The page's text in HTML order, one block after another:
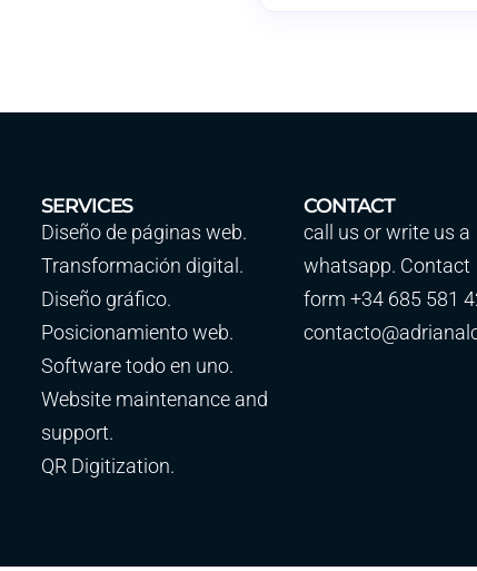
SERVICES
Diseño de páginas web.
Transformación digital.
Diseño gráfico.
Posicionamiento web.
Software todo en uno.
Website maintenance and
support.
QR Digitization.
CONTACT
call us or write us a
whatsapp. Contact
form +34 685 581